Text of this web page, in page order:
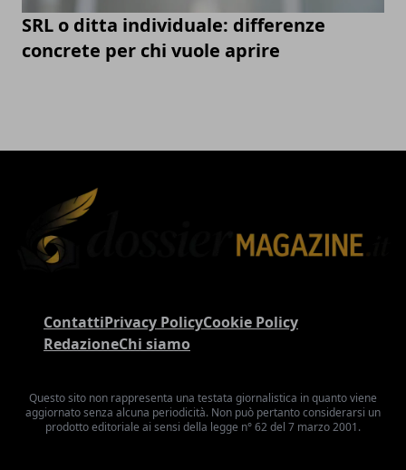
SRL o ditta individuale: differenze
concrete per chi vuole aprire
ContattiPrivacy PolicyCookie Policy
RedazioneChi siamo
Questo sito non rappresenta una testata giornalistica in quanto viene
aggiornato senza alcuna periodicità. Non può pertanto considerarsi un
prodotto editoriale ai sensi della legge n° 62 del 7 marzo 2001.